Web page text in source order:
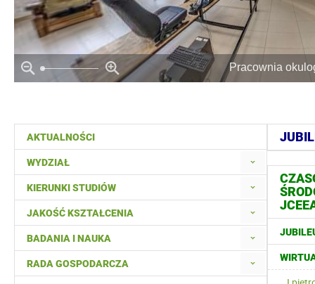
AKTUALNOŚCI
WYDZIAŁ
KIERUNKI STUDIÓW
JAKOŚĆ KSZTAŁCENIA
BADANIA I NAUKA
RADA GOSPODARCZA
Pracownia